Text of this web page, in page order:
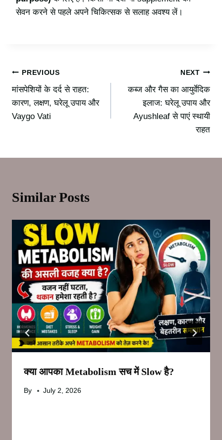
सेवन करने से पहले अपने चिकित्सक से सलाह अवश्य लें।
PREVIOUS
मांसपेशियों के दर्द से राहत:
कारण, लक्षण, घरेलू उपाय और
Vaygo Vati
NEXT
कब्ज और गैस का आयुर्वेदिक
इलाज: घरेलू उपाय और
Ayushleaf से पाएं स्थायी
राहत
Similar Posts
क्या आपका Metabolism सच में Slow है?
By July 2, 2026